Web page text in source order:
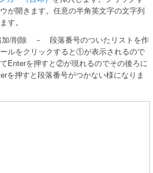
が開きます。任意の半角英文字の文字列
す。
加/削除 － 段落番号のついたリストを作
ルをクリックすると①が表示されるので
Enterを押すと②が現れるのでその後ろに
を押すと段落番号がつかない様になりま